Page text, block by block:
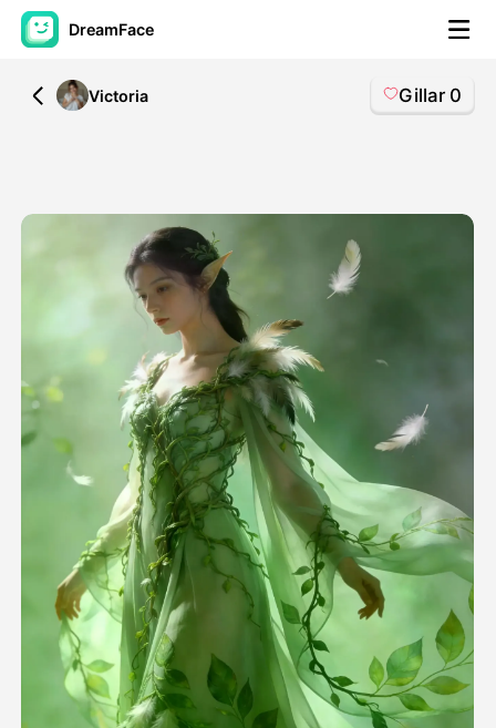
DreamFace
AI-verktøy
AI Video
Andre verktøy
Se alle verktøy
Maler
Avatar Video
▼
AI Video ▼
Foto ▼
Andre verktøy ▼
All
Victoria Gillar 0